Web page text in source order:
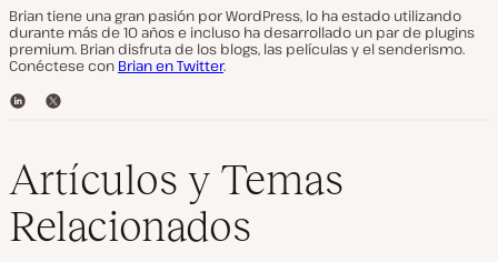
Brian tiene una gran pasión por WordPress, lo ha estado utilizando
durante más de 10 años e incluso ha desarrollado un par de plugins
premium. Brian disfruta de los blogs, las películas y el senderismo.
Conéctese con Brian en Twitter.
L
e
d
n
T
t
r
Artículos y Temas
Relacionados